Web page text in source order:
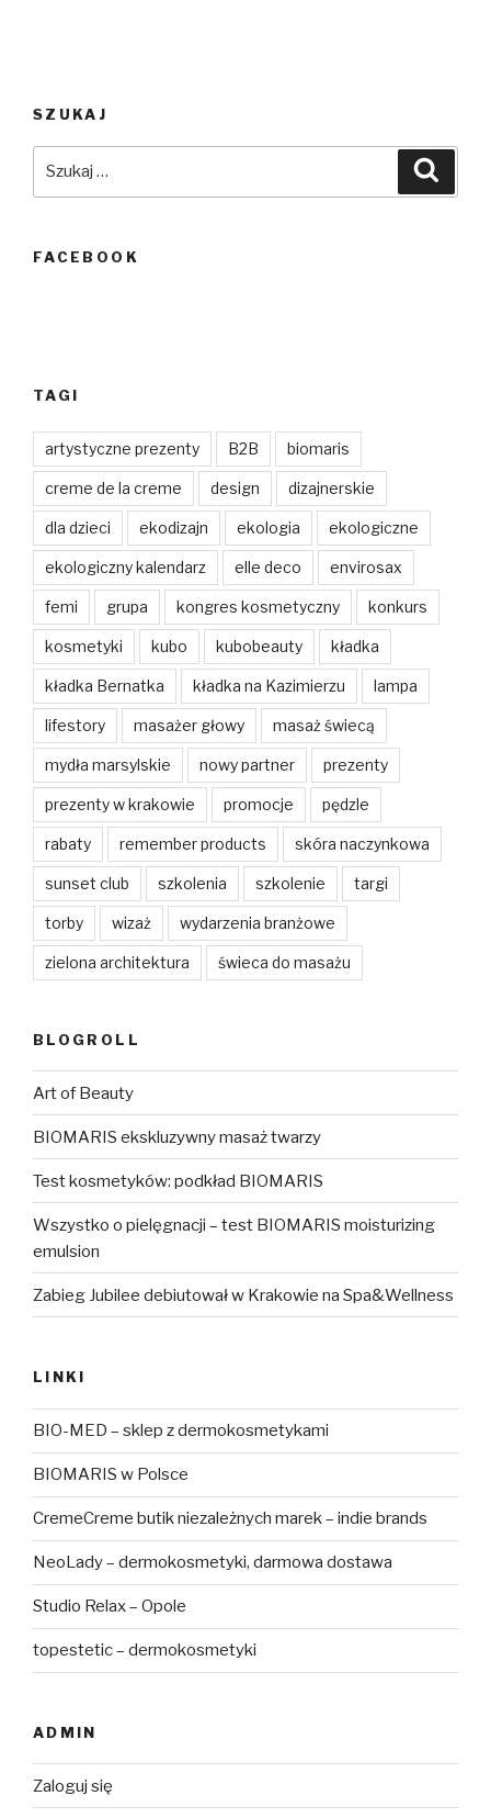
SZUKAJ
FACEBOOK
TAGI
artystyczne prezenty B2B biomaris
creme de la creme design dizajnerskie
dla dzieci ekodizajn ekologia ekologiczne
ekologiczny kalendarz elle deco envirosax
femi grupa kongres kosmetyczny konkurs
kosmetyki kubo kubobeauty kładka
kładka Bernatka kładka na Kazimierzu lampa
lifestory masażer głowy masaż świecą
mydła marsylskie nowy partner prezenty
prezenty w krakowie promocje pędzle
rabaty remember products skóra naczynkowa
sunset club szkolenia szkolenie targi
torby wizaż wydarzenia branżowe
zielona architektura świeca do masażu
BLOGROLL
Art of Beauty
BIOMARIS ekskluzywny masaż twarzy
Test kosmetyków: podkład BIOMARIS
Wszystko o pielęgnacji – test BIOMARIS moisturizing
emulsion
Zabieg Jubilee debiutował w Krakowie na Spa&Wellness
LINKI
BIO-MED – sklep z dermokosmetykami
BIOMARIS w Polsce
CremeCreme butik niezależnych marek – indie brands
NeoLady – dermokosmetyki, darmowa dostawa
Studio Relax – Opole
topestetic – dermokosmetyki
ADMIN
Zaloguj się